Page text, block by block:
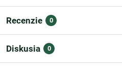
Recenzie 0
Diskusia 0